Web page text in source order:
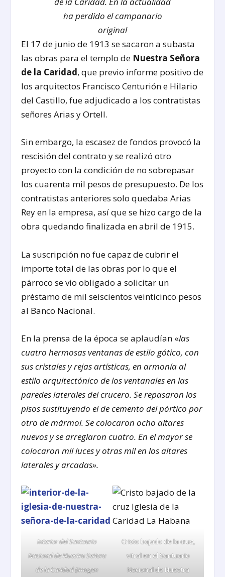
ha perdido el campanario
original
El 17 de junio de 1913 se sacaron a subasta
las obras para el templo de Nuestra Señora
de la Caridad, que previo informe positivo de
los arquitectos Francisco Centurión e Hilario
del Castillo, fue adjudicado a los contratistas
señores Arias y Ortell.
Sin embargo, la escasez de fondos provocó la
rescisión del contrato y se realizó otro
proyecto con la condición de no sobrepasar
los cuarenta mil pesos de presupuesto. De los
contratistas anteriores solo quedaba Arias
Rey en la empresa, así que se hizo cargo de la
obra quedando finalizada en abril de 1915.
La suscripción no fue capaz de cubrir el
importe total de las obras por lo que el
párroco se vio obligado a solicitar un
préstamo de mil seiscientos veinticinco pesos
al Banco Nacional.
En la prensa de la época se aplaudían «las
cuatro hermosas ventanas de estilo gótico, con
sus cristales y rejas artísticas, en armonía al
estilo arquitectónico de los ventanales en las
paredes laterales del crucero. Se repasaron los
pisos sustituyendo el de cemento del pórtico por
otro de mármol. Se colocaron ocho altares
nuevos y se arreglaron cuatro. En el mayor se
colocaron mil luces y otras mil en los altares
laterales y arcadas».
Interior del Santuario
Nacional de Nuestra Señora
de la Caridad (imagen
Cristo bajado de la cruz,
vitral en el Santuario
Nacional de Nuestra